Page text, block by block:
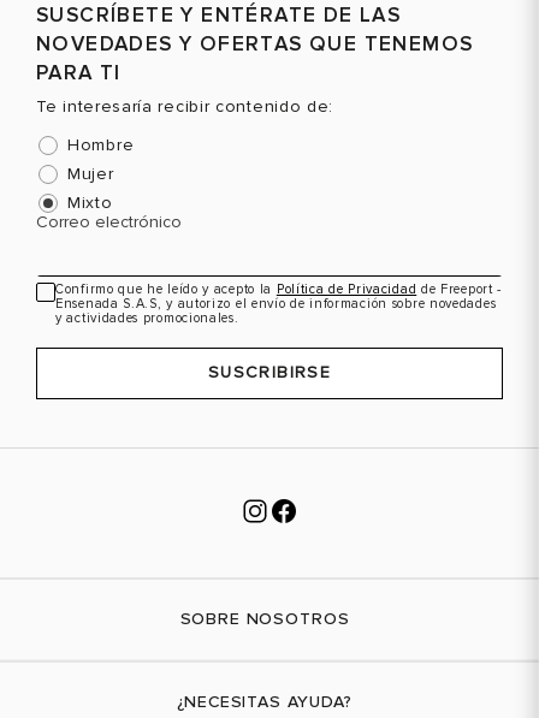
SUSCRÍBETE Y ENTÉRATE DE LAS
NOVEDADES Y OFERTAS QUE TENEMOS
PARA TI
Te interesaría recibir contenido de:
Hombre
Mujer
Mixto
Correo electrónico
Confirmo que he leído y acepto la Política de Privacidad de Freeport -
Ensenada S.A.S, y autorizo el envío de información sobre novedades
y actividades promocionales.
SUSCRIBIRSE
SOBRE NOSOTROS
¿NECESITAS AYUDA?